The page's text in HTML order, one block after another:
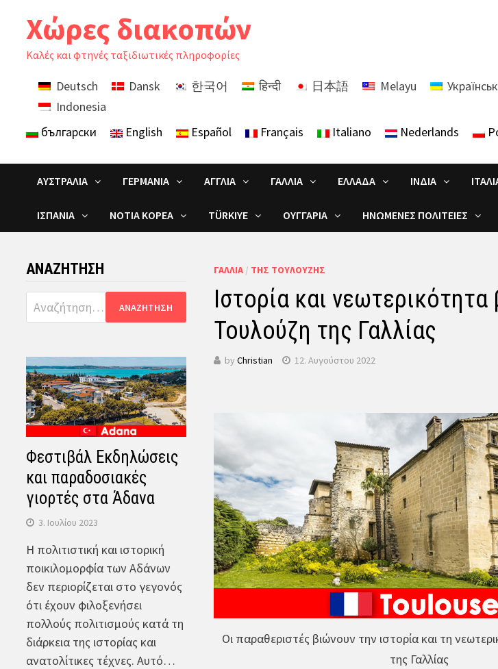
Χώρες διακοπών
Καλές και φτηνές ταξιδιωτικές πληροφορίες
Deutsch Dansk 한국어 हिन्दी 日本語 Melayu
Indonesia
български
English Español Français Italiano Nederlands
ΑΥΣΤΡΑΛΊΑ ΓΕΡΜΑΝΊΑ ΑΓΓΛΊΑ ΓΑΛΛΊΑ ΕΛΛΆΔΑ ΙΝΔΊΑ
ΙΣΠΑΝΊΑ ΝΌΤΙΑ ΚΟΡΈΑ TÜRKIYE ΟΥΓΓΑΡΊΑ ΗΝΩΜΈΝΕΣ ΠΟΛΙΤΕΊΕΣ
ΓΑΛΛΊΑ/ ΤΗΣ ΤΟΥΛΟΎΖΗΣ
Ιστορία και
Τουλούζη της Γαλλίας
by Christian 12. Αυγούστου 2022
Οι παραθεριστές βιώνουν την ιστορία και τη
της Γαλλίας
ΑΝΑΖΉΤΗΣΗ
Αναζήτηση
για:
Φεστιβάλ Εκδηλώσεις
και παραδοσιακές
γιορτές στα Άδανα
3. Ιουλίου 2023
Η πολιτιστική και ιστορική
ποικιλομορφία των Αδάνων
δεν περιορίζεται στο γεγονός
ότι έχουν φιλοξενήσει
πολλούς πολιτισμούς κατά τη
διάρκεια της ιστορίας και
ανατολίτικες τέχνες. Αυτό…